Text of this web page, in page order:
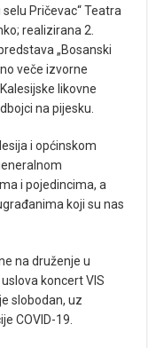
Pričevac“ Teatra
realizirana 2.
„Bosanski
veče izvorne
likovne
na pijesku.
i općinskom
i pojedincima, a
koji su nas
na druženje u
koncert VIS
slobodan, uz
COVID-19.